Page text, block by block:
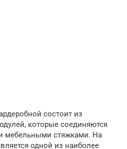
состоит из
которые соединяются
мебельными стяжками. На
одной из наиболее